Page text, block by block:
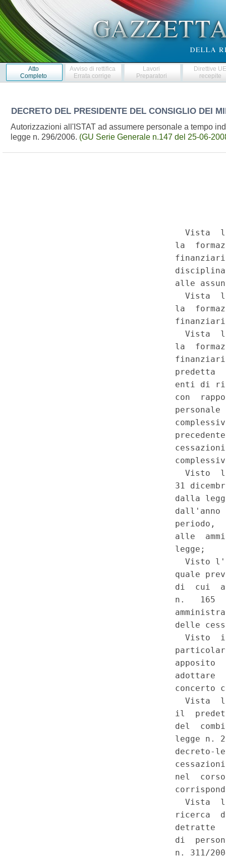
Atto
Completo
Avviso di rettifica
Errata corrige
Lavori
Preparatori
Direttive
recepite
DECRETO DEL PRESIDENTE DEL CONSIGLIO DEI
Autorizzazioni all'ISTAT ad assumere personale a tempo
legge n. 296/2006. (GU Serie Generale n.147 del 25-06-